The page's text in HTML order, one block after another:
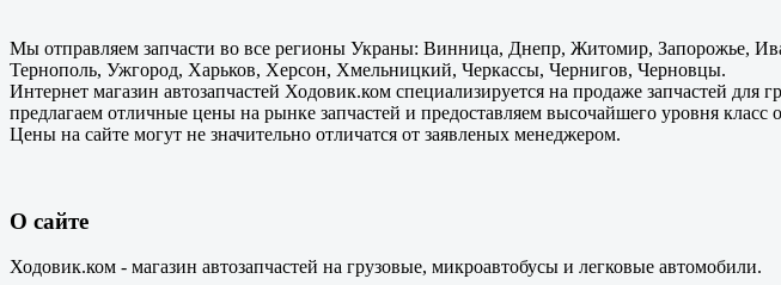
Мы отправляем запчасти во все регионы Украны: Винница, Днепр, Житомир, Запорожье,
Тернополь, Ужгород, Харьков, Херсон, Хмельницкий, Черкассы, Чернигов, Черновцы.
Интернет магазин автозапчастей Ходовик.ком специализируется на продаже запчастей
предлагаем отличные цены на рынке запчастей и предоставляем высочайшего уровня
Цены на сайте могут не значительно отличатся от заявленых менеджером.
О сайте
Ходовик.ком - магазин автозапчастей на грузовые, микроавтобусы и легковые автомобили.